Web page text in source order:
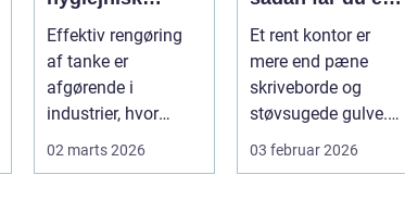
tankrensning til
krævende
industrier
Effektiv rengøring
af tanke er
afgørende i
industrier, hvor
02 marts 2026
sundt og
præsentabelt
arbejdsmiljø
Et rent kontor er
mere end pæne
skriveborde og
støvsugede gulve.
For mange
03 februar 2026